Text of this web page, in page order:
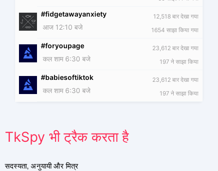
#fidgetawayanxiety
12,518 बार देखा गया
1654 साझा किया गया
आज 12:10 बजे
#foryoupage
23,612 बार देखा गया
197 ने साझा किया
कल शाम 6:30 बजे
#babiesoftiktok
23,612 बार देखा गया
197 ने साझा किया
कल शाम 6:30 बजे
TkSpy भी ट्रैक करता है
सदस्यता, अनुयायी और मित्र